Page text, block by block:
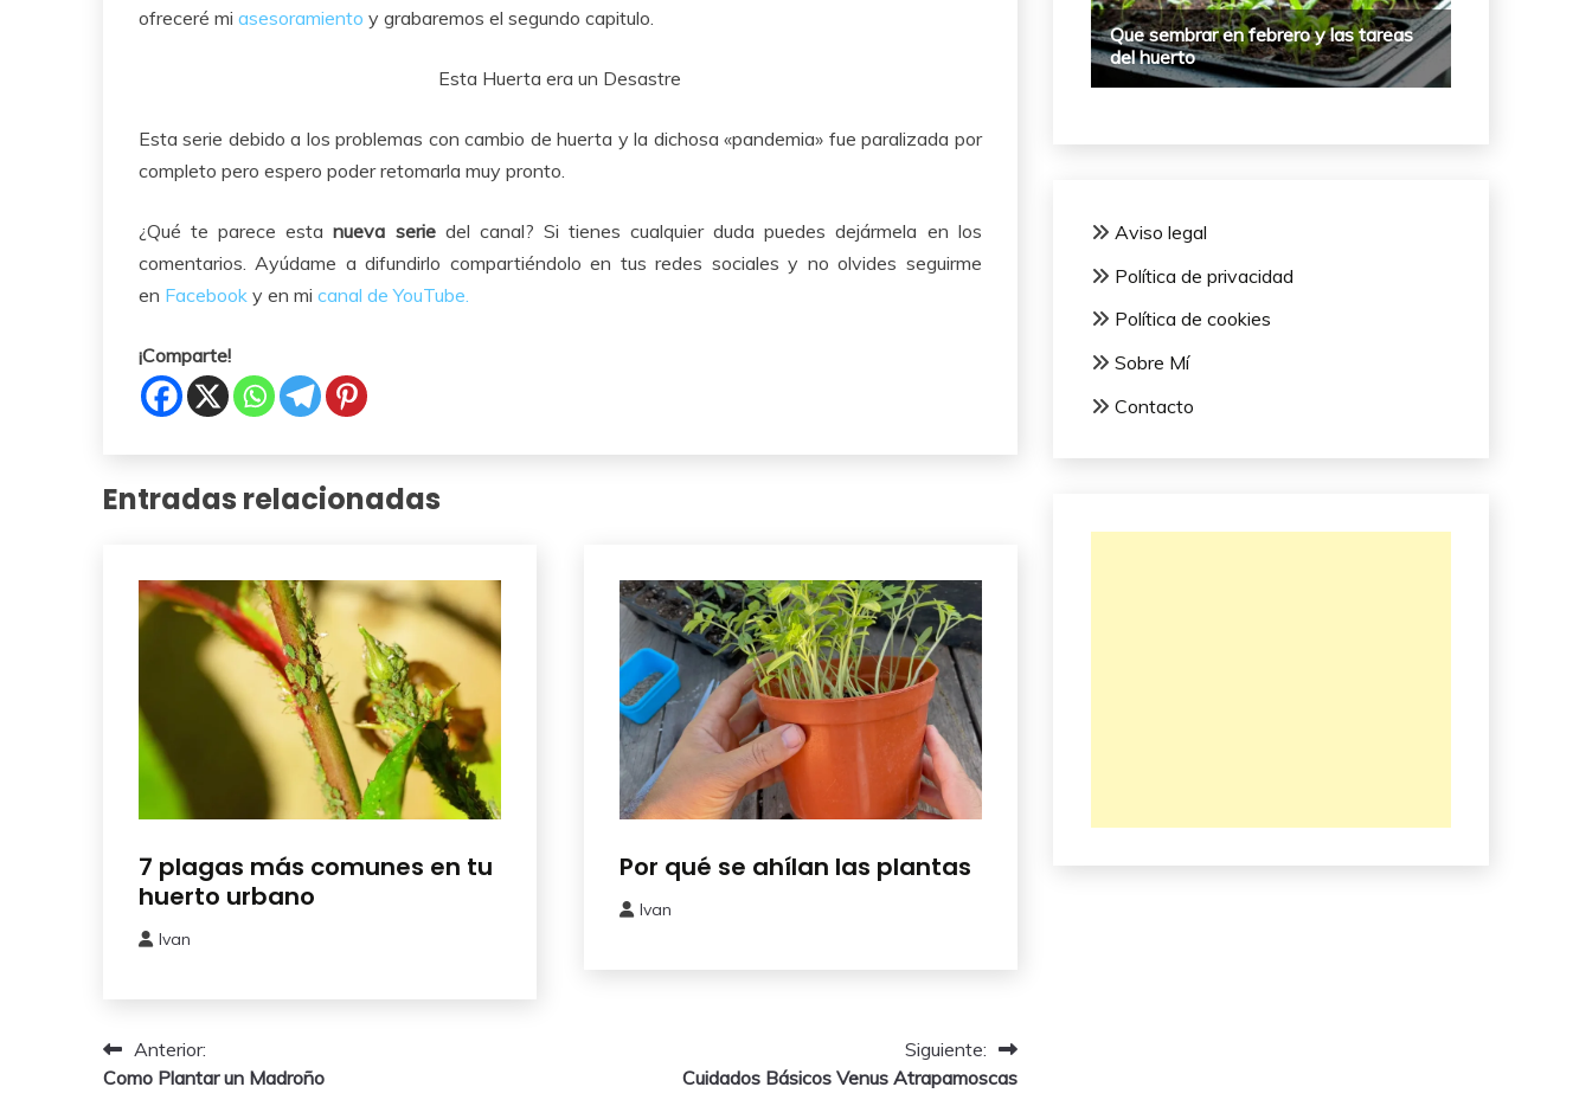
ofreceré mi asesoramiento y grabaremos el segundo capitulo.
Esta Huerta era un Desastre
Esta serie debido a los problemas con cambio de huerta y la dichosa «pandemia» fue paralizada por
completo pero espero poder retomarla muy pronto.
¿Qué te parece estanueva seriedel canal? Si tienes cualquier duda puedes dejármela en los
comentarios. Ayúdame a difundirlo compartiéndolo en tus redes sociales y no olvides seguirme
en Facebook y en mi canal de YouTube.
¡Comparte!
Entradas relacionadas
Huerto
Urbano
7 plagas más comunes en tu
huerto urbano
Ivan
Huerto
Urbano
Por qué se ahílan las plantas
Ivan
Navegación
de
Anterior:
Como Plantar un Madroño
Siguiente:
Cuidados Básicos Venus Atrapamoscas
Aviso legal
Política de privacidad
Política de cookies
Sobre Mí
Contacto